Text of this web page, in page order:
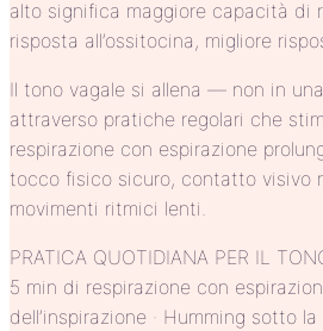
alto significa maggiore capacità di
risposta all’ossitocina, migliore
Il tono vagale si allena — non in
attraverso pratiche regolari che
respirazione con espirazione
tocco fisico sicuro, contatto visivo
movimenti ritmici lenti.
PRATICA QUOTIDIANA PER IL
5 min di respirazione con
dell’inspirazione · Humming sotto